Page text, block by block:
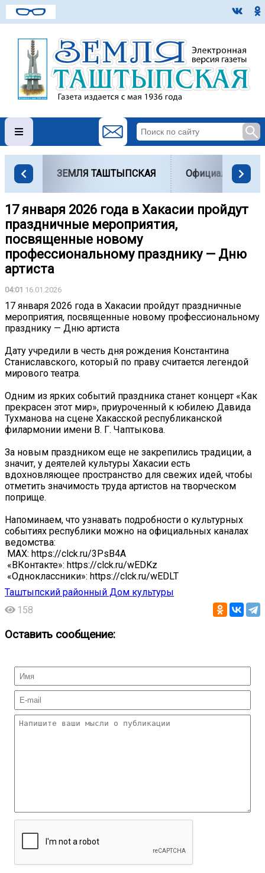
ЗЕМЛЯ ТАШТЫПСКАЯ Официально
17 января 2026 года в Хакасии пройдут
праздничные мероприятия,
посвященные новому
профессиональному празднику — Дню
артиста
04:01 16.01.2026
17 января 2026 года в Хакасии пройдут праздничные
мероприятия, посвященные новому профессиональному
празднику — Дню артиста
Дату учредили в честь дня рождения Константина
Станиславского, который по праву считается легендой
мирового театра.
Одним из ярких событий праздника станет концерт «Как
прекрасен этот мир», приуроченный к юбилею Давида
Тухманова на сцене Хакасской республиканской
филармонии имени В. Г. Чаптыкова.
За новым праздником еще не закрепились традиции, а
значит, у деятелей культуры Хакасии есть
вдохновляющее пространство для свежих идей, чтобы
отметить значимость труда артистов на творческом
поприще.
Напоминаем, что узнавать подробности о культурных
событиях республики можно на официальных каналах
ведомства:
️ MAX: https://clck.ru/3PsB4A
️ «ВКонтакте»: https://clck.ru/wEDKz
️ «Одноклассники»: https://clck.ru/wEDLT
Таштыпский районный Дом культуры
158
Оставить сообщение: